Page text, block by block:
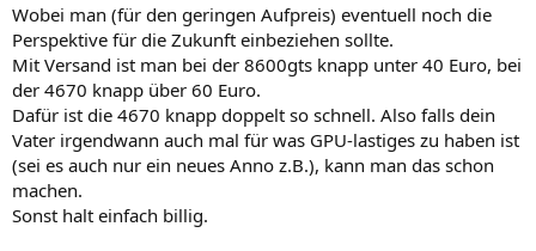
Wobei man (für den geringen Aufpreis) eventuell noch die
Perspektive für die Zukunft einbeziehen sollte.
Mit Versand ist man bei der 8600gts knapp unter 40 Euro, bei
der 4670 knapp über 60 Euro.
Dafür ist die 4670 knapp doppelt so schnell. Also falls dein
Vater irgendwann auch mal für was GPU-lastiges zu haben ist
(sei es auch nur ein neues Anno z.B.), kann man das schon
machen.
Sonst halt einfach billig.